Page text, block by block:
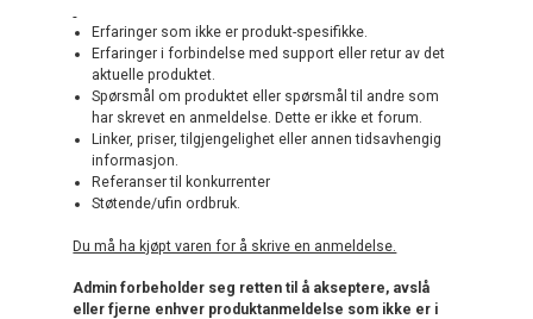
Erfaringer som ikke er produkt-spesifikke.
Erfaringer i forbindelse med support eller retur av det
aktuelle produktet.
Spørsmål om produktet eller spørsmål til andre som
har skrevet en anmeldelse. Dette er ikke et forum.
Linker, priser, tilgjengelighet eller annen tidsavhengig
informasjon.
Referanser til konkurrenter
Støtende/ufin ordbruk.
Du må ha kjøpt varen for å skrive en anmeldelse.
Admin forbeholder seg retten til å akseptere, avslå
eller fjerne enhver produktanmeldelse som ikke er i